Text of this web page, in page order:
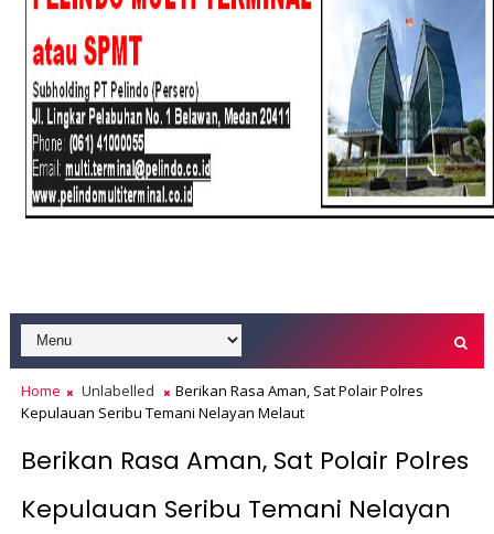
Home Unlabelled
Berikan Rasa Aman, Sat Polair Polres
Kepulauan Seribu Temani Nelayan Melaut
Berikan Rasa Aman, Sat Polair Polres
Kepulauan Seribu Temani Nelayan